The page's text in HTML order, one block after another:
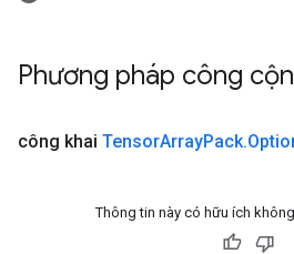
Phương pháp công
công khai TensorArrayPack.
Thông tin này có hữu ích